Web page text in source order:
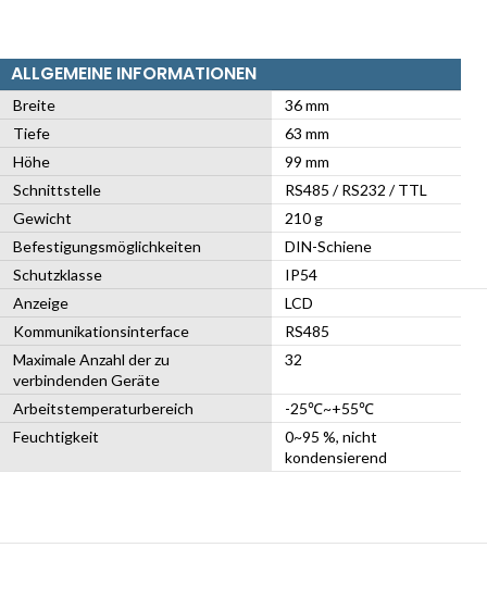
ALLGEMEINE INFORMATIONEN
Breite
36 mm
Tiefe
63 mm
Höhe
99 mm
Schnittstelle
RS485 / RS232 / TTL
Gewicht
210 g
Befestigungsmöglichkeiten
DIN-Schiene
Schutzklasse
IP54
Anzeige
LCD
Kommunikationsinterface
RS485
Maximale Anzahl der zu
verbindenden Geräte
32
Arbeitstemperaturbereich
-25℃~+55℃
Feuchtigkeit
0~95 %, nicht
kondensierend